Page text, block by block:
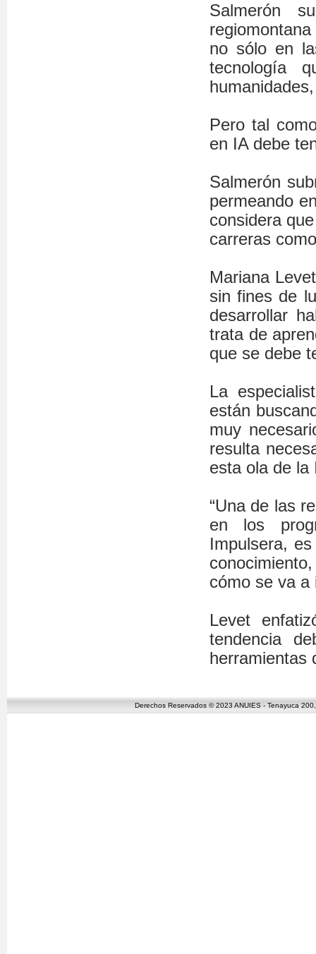
Salmerón
no sólo en
tecnología
Pero tal
en IA debe
Salmerón
permeando
considera
carreras
Mariana
sin fines de
desarrollar
trata de
que se debe
La
están
muy
resulta
esta ola de la
“Una de las
en los
Impulsera,
cómo se va a
Levet
tendencia
herramientas
Derechos Reservados © 2023 ANUIES - Tenayuca